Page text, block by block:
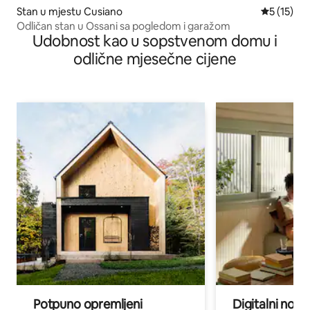
Stan u mjestu Cusiano prosječna
5 (15)
Odličan stan u Ossani sa pogledom i garažom
Udobnost kao u sopstvenom domu i
odlične mjesečne cijene
Potpuno opremljeni Digitalni